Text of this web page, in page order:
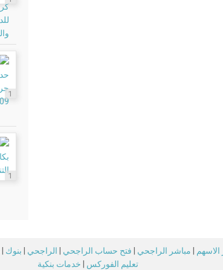
1
1
الاسهم مباشر الراجحي فتح حساب الراجحي الراجحي بنوك
تعليم الفوركس
خدمات بنكية